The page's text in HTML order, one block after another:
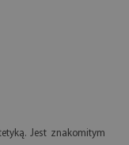
Jest znakomitym